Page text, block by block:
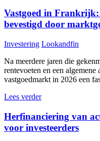
Vastgoed in Frankrijk:
bevestigd door
Investering Lookandfin
Na meerdere jaren die
rentevoeten en een
vastgoedmarkt in 2026 een
Lees verder
Herfinanciering van
voor investeerders